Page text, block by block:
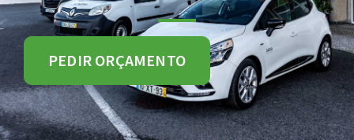
PEDIR ORÇAMENTO